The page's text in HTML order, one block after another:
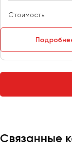
Стоимость:
Связанные
Тверь
Томск
Уфа